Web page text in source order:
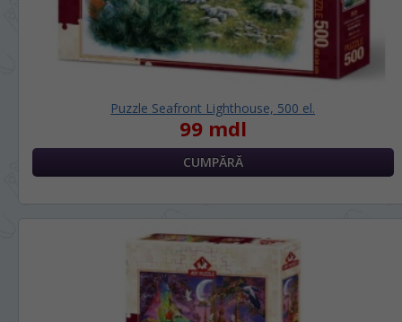
Puzzle Seafront Lighthouse, 500 el.
99 mdl